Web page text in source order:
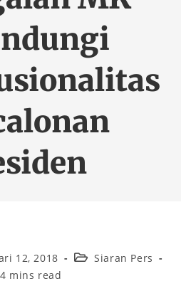
12, 2018
Siaran Pers
4 mins read